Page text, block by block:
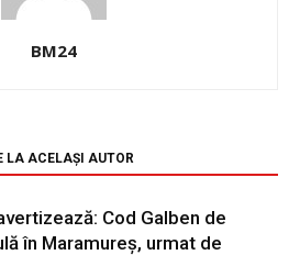
BM24
LA ACELAȘI AUTOR
Cod Galben de
în Maramureș, urmat de